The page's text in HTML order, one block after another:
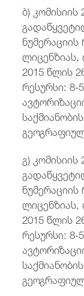
ბ)
2015 წლის
რესურსი: 8-
გ)
2015 წლის
რესურსი: 8-